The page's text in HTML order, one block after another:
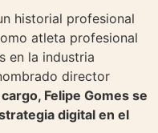
historial profesional
atleta profesional
en la industria
director
Felipe Gomes se
digital en el